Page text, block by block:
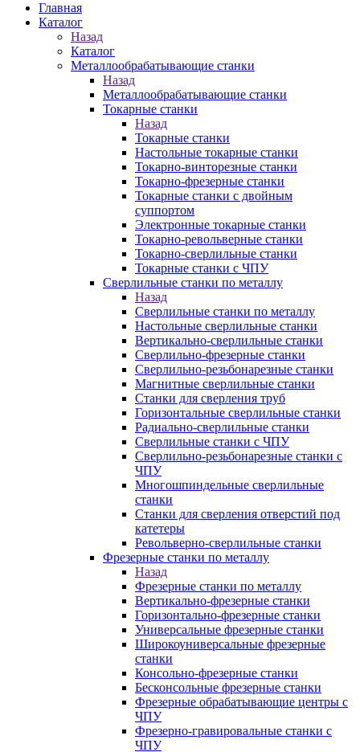
Главная
Каталог
Назад
Каталог
Металлообрабатывающие станки
Назад
Металлообрабатывающие станки
Токарные станки
Назад
Токарные станки
Настольные токарные станки
Токарно-винторезные станки
Токарно-фрезерные станки
Токарные станки с двойным
суппортом
Электронные токарные станки
Токарно-револьверные станки
Токарно-сверлильные станки
Токарные станки с ЧПУ
Сверлильные станки по металлу
Назад
Сверлильные станки по металлу
Настольные сверлильные станки
Вертикально-сверлильные станки
Сверлильно-фрезерные станки
Сверлильно-резьбонарезные станки
Магнитные сверлильные станки
Станки для сверления труб
Горизонтальные сверлильные станки
Радиально-сверлильные станки
Сверлильные станки с ЧПУ
Сверлильно-резьбонарезные станки с
ЧПУ
Многошпиндельные сверлильные
станки
Станки для сверления отверстий под
катетеры
Револьверно-сверлильные станки
Фрезерные станки по металлу
Назад
Фрезерные станки по металлу
Вертикально-фрезерные станки
Горизонтально-фрезерные станки
Универсальные фрезерные станки
Широкоуниверсальные фрезерные
станки
Консольно-фрезерные станки
Бесконсольные фрезерные станки
Фрезерные обрабатывающие центры с
ЧПУ
Фрезерно-гравировальные станки с
ЧПУ